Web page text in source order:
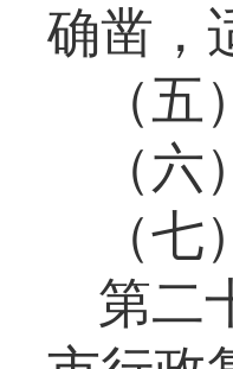
确凿，
（
（
（
第二